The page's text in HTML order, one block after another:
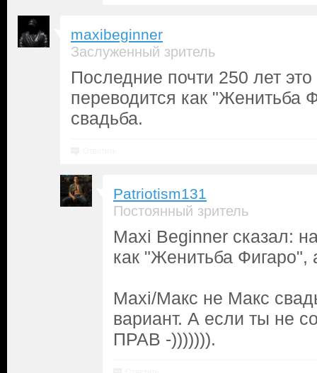
maxibeginner
Заслуженный зритель
Последние почти 250 лет
переводится как "Женитьба
свадьба.
Patriotism131
Постоянный зритель
Maxi Beginner сказал:
как "Женитьба Фигаро",
Maxi/Макс не Макс
вариант. А если ты не
ПРАВ -))))))).